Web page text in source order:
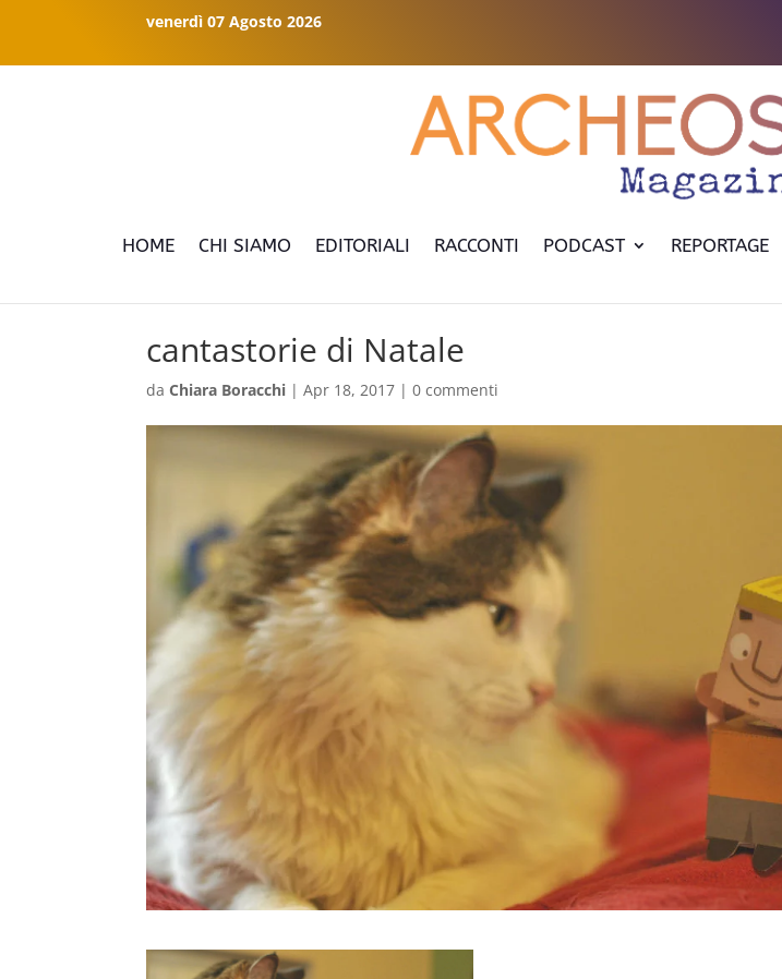
venerdì 07 Agosto 2026
HOME CHI SIAMO EDITORIALI RACCONTI PODCAST REPORTAGE
cantastorie di Natale
daChiara Boracchi |Apr 18, 2017 |0 commenti